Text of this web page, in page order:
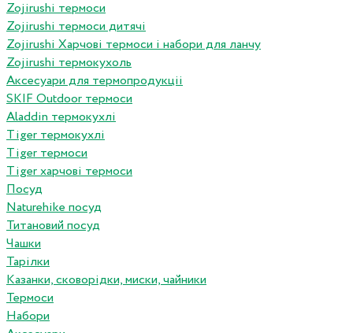
Zojirushi термоси
Zojirushi термоси дитячі
Zojirushi Харчові термоси і набори для ланчу
Zojirushi термокухоль
Аксесуари для термопродукціі
SKIF Outdoor термоси
Aladdin термокухлі
Tiger термокухлі
Tiger термоси
Tiger харчові термоси
Посуд
Naturehike посуд
Титановий посуд
Чашки
Тарілки
Казанки, сковорідки, миски, чайники
Термоси
Набори